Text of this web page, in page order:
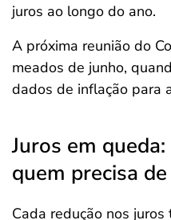
juros ao longo do ano.
A próxima reunião do
meados de junho,
dados de inflação para
Juros em
quem precisa
Cada redução nos